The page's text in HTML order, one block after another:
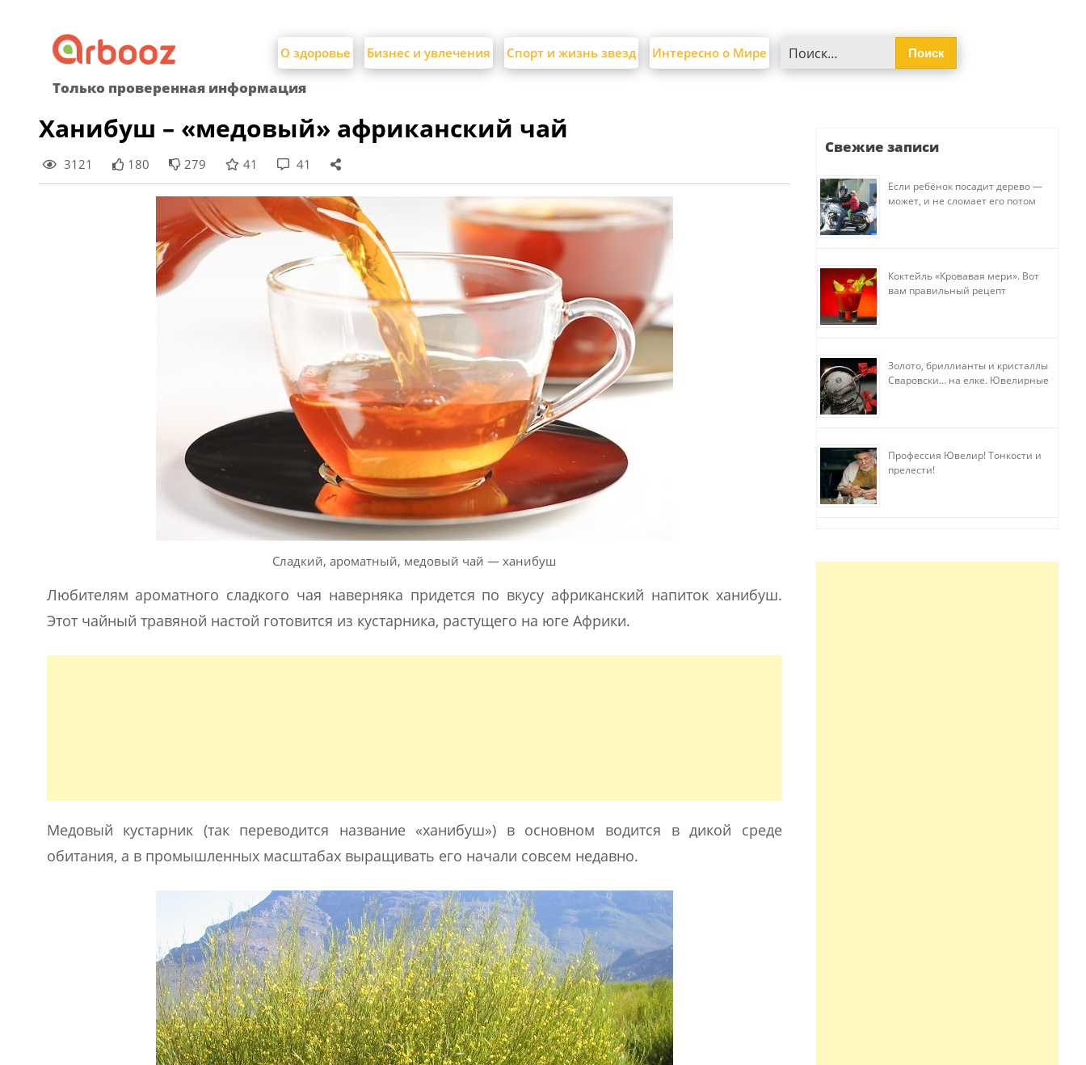
content
О здоровье Бизнес и увлечения Спорт и жизнь звезд Интересно о Мире
Только проверенная информация
Ханибуш – «медовый» африканский чай
3121 180 279 41 41
Сладкий, ароматный, медовый чай — ханибуш
Любителям ароматного сладкого чая наверняка придется по вкусу африканский напиток ханибуш.
Этот чайный травяной настой готовится из кустарника, растущего на юге Африки.
Медовый кустарник (так переводится название «ханибуш») в основном водится в дикой среде
обитания, а в промышленных масштабах выращивать его начали совсем недавно.
Свежие записи
Если ребёнок посадит дерево —
может, и не сломает его потом
Коктейль «Кровавая мери». Вот
вам правильный рецепт
Золото, бриллианты и кристаллы
Сваровски… на елке. Ювелирные
Профессия Ювелир! Тонкости и
прелести!